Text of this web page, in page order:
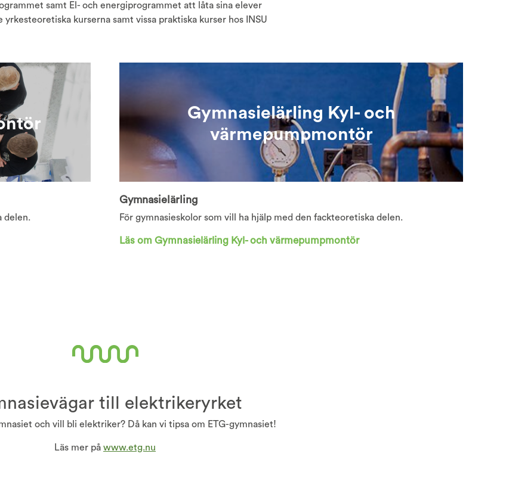
samt El- och energiprogrammet att låta sina elever
yrkesteoretiska kurserna samt vissa praktiska kurser hos INSU
delen.
Gymnasielärling Kyl- och
värmepumpmontör
Gymnasielärling
För gymnasieskolor som vill ha hjälp med den fackteoretiska delen.
Läs om Gymnasielärling Kyl- och värmepumpmontör
till elektrikeryrket
och vill bli elektriker? Då kan vi tipsa om ETG-gymnasiet!
Läs mer på www.etg.nu